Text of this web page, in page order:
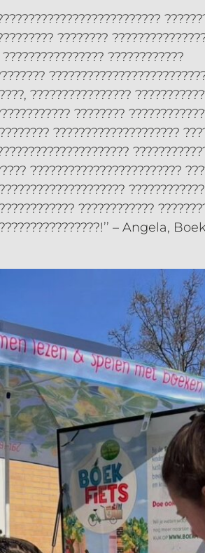
????????
????????????
????????????????
????????
????????????????????
????????????????????????
????????????
– Angela,